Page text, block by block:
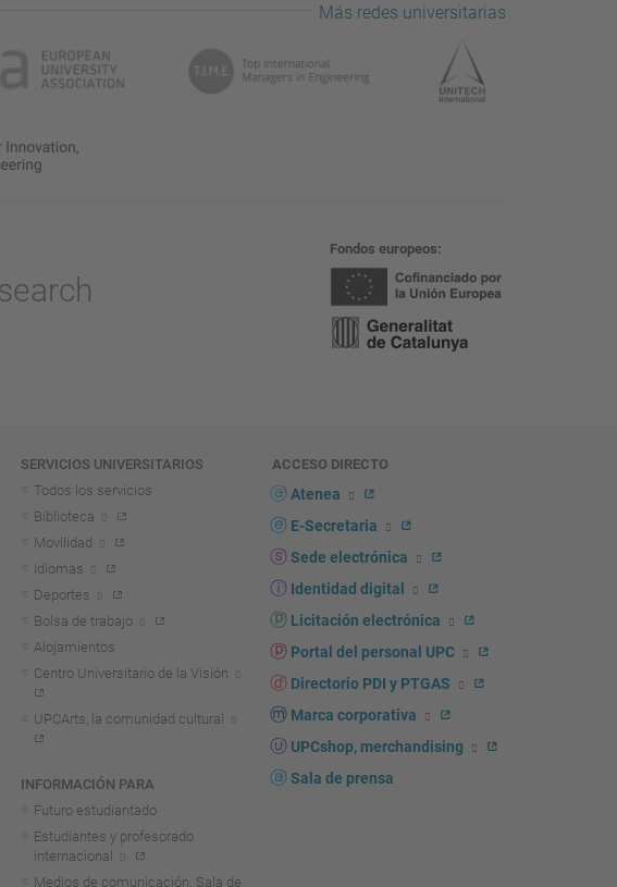
Más redes universitarias
Fondos europeos
SERVICIOS UNIVERSITARIOS
Todos los servicios
Biblioteca
Movilidad
Idiomas
Deportes
Bolsa de trabajo
Alojamientos
Centro Universitario de la Visión
UPCArts, la comunidad cultural
INFORMACIÓN PARA
Futuro estudiantado
Estudiantes y profesorado
internacional
Medios de comunicación. Sala de
ACCESO DIRECTO
Atenea
E-Secretaria
Sede electrónica
Identidad digital
Licitación electrónica
Portal del personal UPC
Directorio PDI y PTGAS
Marca corporativa
UPCshop, merchandising
Sala de prensa